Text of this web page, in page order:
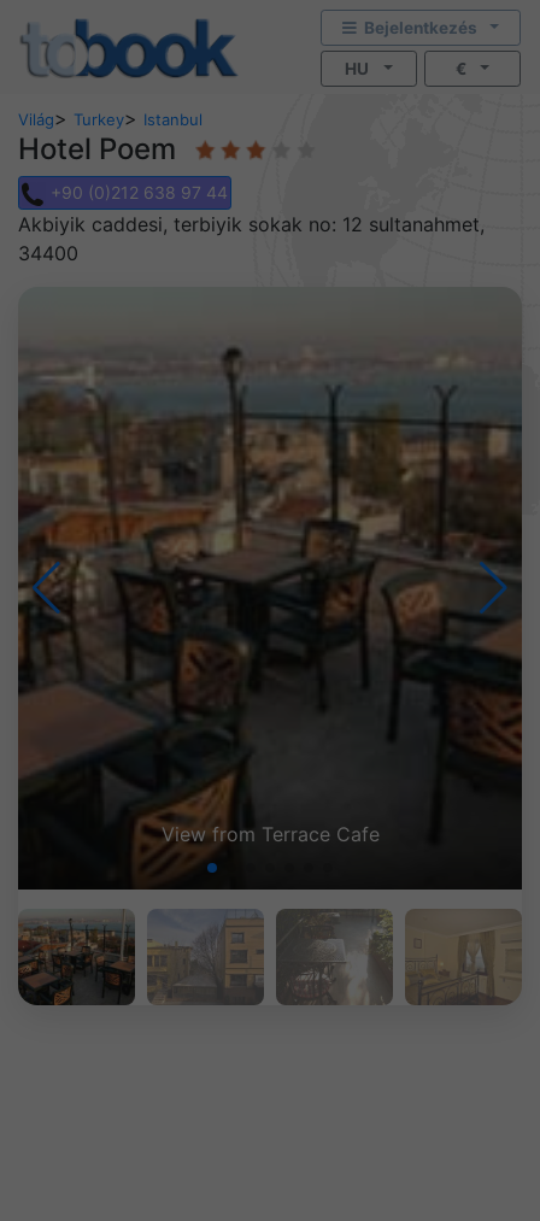
Bejelentkezés
HU €
Világ> Turkey> Istanbul
Hotel Poem
+90 (0)212 638 97 44
Akbiyik caddesi, terbiyik sokak no: 12 sultanahmet,
34400